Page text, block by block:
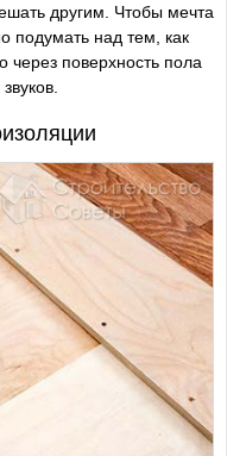
другим. Чтобы мечта
подумать над тем, как
поверхность пола